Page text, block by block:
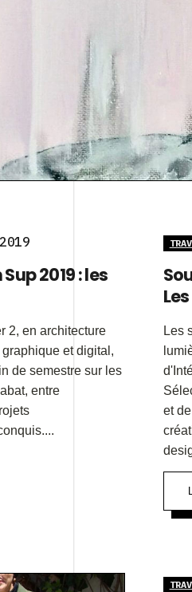
2019 : les
2, en architecture
et digital,
de semestre sur les
entre
Les
et